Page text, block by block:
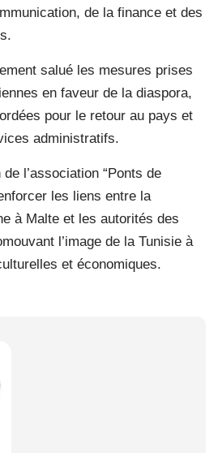
de la finance et des
salué les mesures prises
en faveur de la diaspora,
pour le retour au pays et
administratifs.
l’association “Ponts de
les liens entre la
à Malte et les autorités des
l’image de la Tunisie à
et économiques.